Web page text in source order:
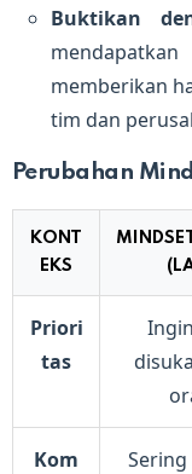
Buktikan
memberikan
tim dan
Perubahan
KONT
EKS
Priori
tas
Kom